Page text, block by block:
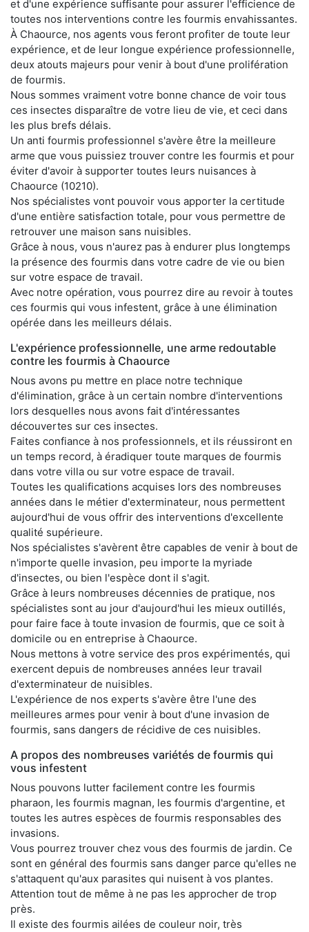
et d'une expérience suffisante pour assurer l'efficience de
toutes nos interventions contre les fourmis envahissantes.
À Chaource, nos agents vous feront profiter de toute leur
expérience, et de leur longue expérience professionnelle,
deux atouts majeurs pour venir à bout d'une prolifération
de fourmis.
Nous sommes vraiment votre bonne chance de voir tous
ces insectes disparaître de votre lieu de vie, et ceci dans
les plus brefs délais.
Un anti fourmis professionnel s'avère être la meilleure
arme que vous puissiez trouver contre les fourmis et pour
éviter d'avoir à supporter toutes leurs nuisances à
Chaource (10210).
Nos spécialistes vont pouvoir vous apporter la certitude
d'une entière satisfaction totale, pour vous permettre de
retrouver une maison sans nuisibles.
Grâce à nous, vous n'aurez pas à endurer plus longtemps
la présence des fourmis dans votre cadre de vie ou bien
sur votre espace de travail.
Avec notre opération, vous pourrez dire au revoir à toutes
ces fourmis qui vous infestent, grâce à une élimination
opérée dans les meilleurs délais.
L'expérience professionnelle, une arme redoutable
contre les fourmis à Chaource
Nous avons pu mettre en place notre technique
d'élimination, grâce à un certain nombre d'interventions
lors desquelles nous avons fait d'intéressantes
découvertes sur ces insectes.
Faites confiance à nos professionnels, et ils réussiront en
un temps record, à éradiquer toute marques de fourmis
dans votre villa ou sur votre espace de travail.
Toutes les qualifications acquises lors des nombreuses
années dans le métier d'exterminateur, nous permettent
aujourd'hui de vous offrir des interventions d'excellente
qualité supérieure.
Nos spécialistes s'avèrent être capables de venir à bout de
n'importe quelle invasion, peu importe la myriade
d'insectes, ou bien l'espèce dont il s'agit.
Grâce à leurs nombreuses décennies de pratique, nos
spécialistes sont au jour d'aujourd'hui les mieux outillés,
pour faire face à toute invasion de fourmis, que ce soit à
domicile ou en entreprise à Chaource.
Nous mettons à votre service des pros expérimentés, qui
exercent depuis de nombreuses années leur travail
d'exterminateur de nuisibles.
L'expérience de nos experts s'avère être l'une des
meilleures armes pour venir à bout d'une invasion de
fourmis, sans dangers de récidive de ces nuisibles.
A propos des nombreuses variétés de fourmis qui
vous infestent
Nous pouvons lutter facilement contre les fourmis
pharaon, les fourmis magnan, les fourmis d'argentine, et
toutes les autres espèces de fourmis responsables des
invasions.
Vous pourrez trouver chez vous des fourmis de jardin. Ce
sont en général des fourmis sans danger parce qu'elles ne
s'attaquent qu'aux parasites qui nuisent à vos plantes.
Attention tout de même à ne pas les approcher de trop
près.
Il existe des fourmis ailées de couleur noir, très